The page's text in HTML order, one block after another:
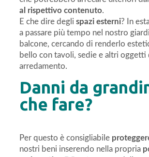
al rispettivo contenuto.
E che dire degli spazi esterni? In
a passare più tempo nel nostro
balcone, cercando di renderlo
bello con tavoli, sedie e altri oggetti
arredamento.
Danni da
che fare?
Per questo è consigliabile
nostri beni inserendo nella propria